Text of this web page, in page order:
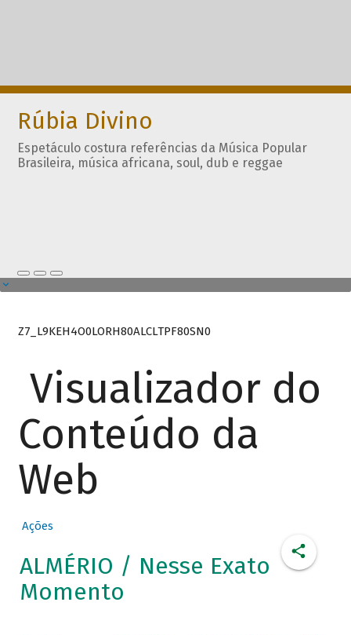
Rúbia Divino
Espetáculo costura referências da Música Popular
Brasileira, música africana, soul, dub e reggae
Z7_L9KEH4O0LORH80ALCLTPF80SN0
Visualizador do
Conteúdo da
Web
Ações
ALMÉRIO / Nesse Exato
Momento